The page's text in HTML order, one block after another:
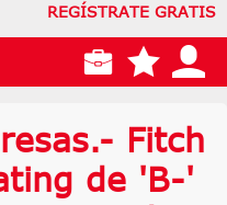
REGÍSTRATE GRATIS
Fitch
de 'B-'